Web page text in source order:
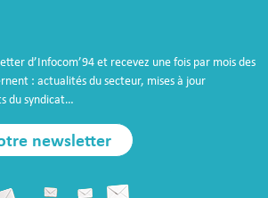
d’Infocom’94 et recevez une fois par mois des
: actualités du secteur, mises à jour
du syndicat…
newsletter